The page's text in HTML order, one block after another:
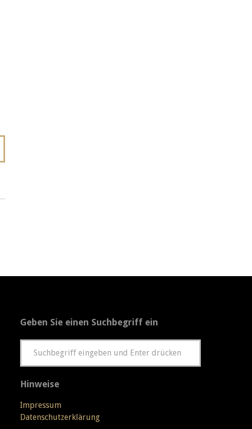
Geben Sie einen Suchbegriff ein
Hinweise
Impressum
Datenschutzerklärung